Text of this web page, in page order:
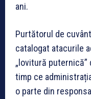
ani.
Purtătorul de
catalogat atacurile
„lovitură
timp ce
o parte din